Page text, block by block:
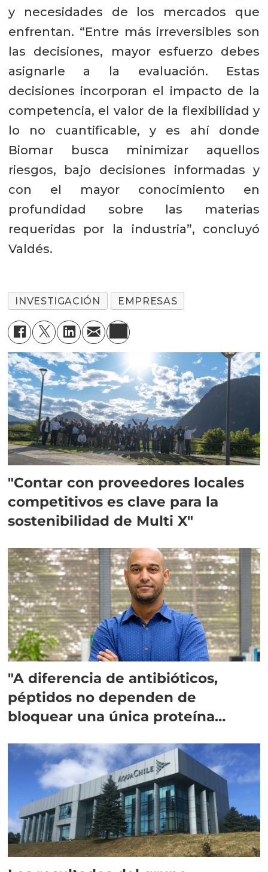
y necesidades de los mercados que
enfrentan. “Entre más irreversibles son
las decisiones, mayor esfuerzo debes
asignarle a la evaluación. Estas
decisiones incorporan el impacto de la
competencia, el valor de la flexibilidad y
lo no cuantificable, y es ahí donde
Biomar busca minimizar aquellos
riesgos, bajo decisiones informadas y
con el mayor conocimiento en
profundidad sobre las materias
requeridas por la industria”, concluyó
Valdés.
INVESTIGACIÓN EMPRESAS
"Contar con proveedores locales
competitivos es clave para la
sostenibilidad de Multi X"
"A diferencia de antibióticos,
péptidos no dependen de
bloquear una única proteína